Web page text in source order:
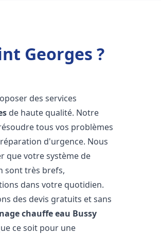
Georges ?
des services
de haute qualité. Notre
tous vos problèmes
d'urgence. Nous
que votre système de
sont très brefs,
dans votre quotidien.
des devis gratuits et sans
chauffe eau Bussy
ce soit pour une